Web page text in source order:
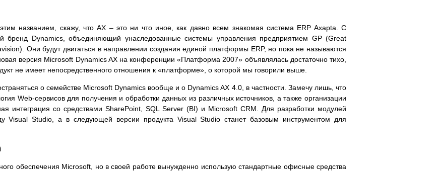
названием, скажу, что AX – это ни что иное, как давно всем знакомая система ERP Axapta. С
бренд Dynamics, объединяющий унаследованные системы управления предприятием GP (Great
Они будут двигаться в направлении создания единой платформы ERP, но пока не называются
версия Microsoft Dynamics AX на конференции «Платформа 2007» объявлялась достаточно тихо,
не имеет непосредственного отношения к «платформе», о которой мы говорили выше.
о семействе Microsoft Dynamics вообще и о Dynamics AX 4.0, в частности. Замечу лишь, что
Web-сервисов для получения и обработки данных из различных источников, а также организации
интеграция со средствами SharePoint, SQL Server (BI) и Microsoft CRM. Для разработки модулей
Visual Studio, а в следующей версии продукта Visual Studio станет базовым инструментом для
обеспечения Microsoft, но в своей работе вынужденно использую стандартные офисные средства